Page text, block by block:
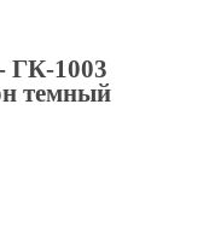
ГК-1003
темный